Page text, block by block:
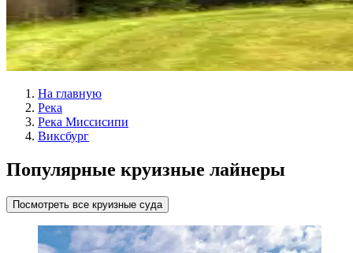
На главную
Река
Река Миссисипи
Виксбург
Популярные круизные лайнеры
Посмотреть все круизные суда